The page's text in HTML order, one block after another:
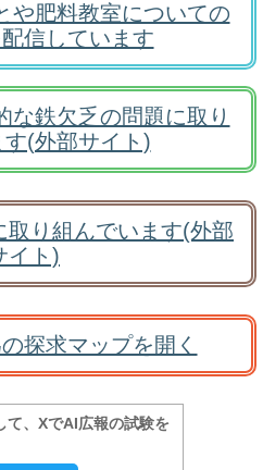
や肥料教室についての
信しています
な鉄欠乏の問題に取り
(外部サイト)
り組んでいます(外部
イト)
探求マップを開く
て、XでAI広報の試験を